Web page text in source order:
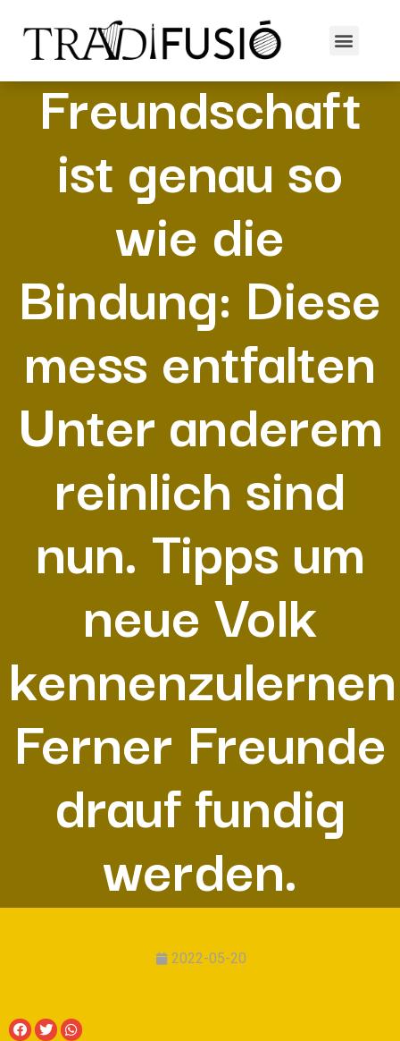
‘Ne
Freundschaft
ist genau so
wie die
Bindung: Diese
mess entfalten
Unter anderem
reinlich sind
nun. Tipps um
neue Volk
kennenzulernen
Ferner Freunde
drauf fundig
werden.
2022-05-20